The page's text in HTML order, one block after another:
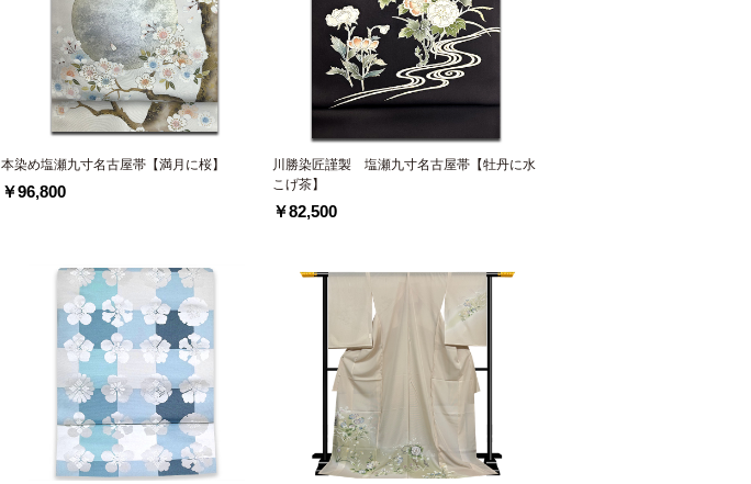
本染め塩瀬九寸名古屋帯【満月に桜】
￥96,800
川勝染匠謹製 塩瀬九寸名古屋帯【牡丹に水
こげ茶】
￥82,500